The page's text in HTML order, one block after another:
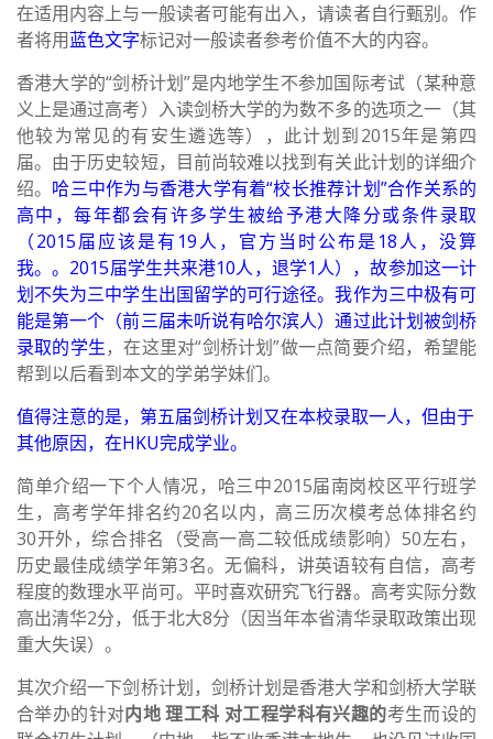
在适用内容上与一般读者可能有出入，请读者自行甄别。作
者将用蓝色文字标记对一般读者参考价值不大的内容。
香港大学的“剑桥计划”是内地学生不参加国际考试（某种意
义上是通过高考）入读剑桥大学的为数不多的选项之一（其
他较为常见的有安生遴选等），此计划到2015年是第四
届。由于历史较短，目前尚较难以找到有关此计划的详细介
绍。 哈三中作为与香港大学有着“校长推荐计划”合作关系的
高中，每年都会有许多学生被给予港大降分或条件录取
（2015届应该是有19人，官方当时公布是18人，没算
我。。2015届学生共来港10人，退学1人），故参加这一计
划不失为三中学生出国留学的可行途径。我作为三中极有可
能是第一个（前三届未听说有哈尔滨人）通过此计划被剑桥
录取的学生，在这里对“剑桥计划”做一点简要介绍，希望能
帮到以后看到本文的学弟学妹们。
值得注意的是，第五届剑桥计划又在本校录取一人，但由于
其他原因，在HKU完成学业。
简单介绍一下个人情况，哈三中2015届南岗校区平行班学
生，高考学年排名约20名以内，高三历次模考总体排名约
30开外，综合排名（受高一高二较低成绩影响）50左右，
历史最佳成绩学年第3名。无偏科，讲英语较有自信，高考
程度的数理水平尚可。平时喜欢研究飞行器。高考实际分数
高出清华2分，低于北大8分（因当年本省清华录取政策出现
重大失误）。
其次介绍一下剑桥计划，剑桥计划是香港大学和剑桥大学联
合举办的针对内地 理工科 对工程学科有兴趣的考生而设的